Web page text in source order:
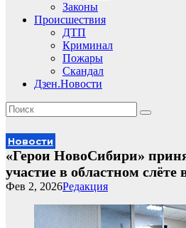
Законы
Происшествия
ДТП
Криминал
Пожары
Скандал
Дзен.Новости
Новости
«Герои НовоСибири»
участие в областном
Редакция
Фев 2, 2026